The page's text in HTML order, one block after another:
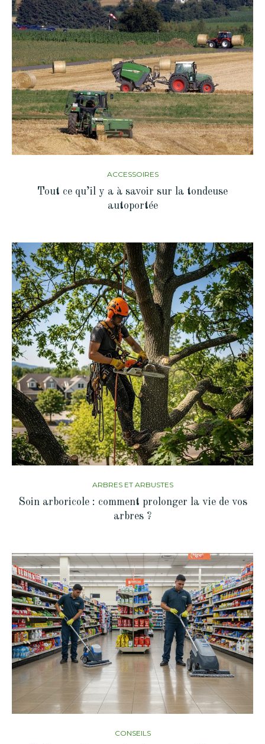
ACCESSOIRES
Tout ce qu’il y a à savoir sur la tondeuse
autoportée
ARBRES ET ARBUSTES
Soin arboricole : comment prolonger la vie de vos
arbres ?
CONSEILS